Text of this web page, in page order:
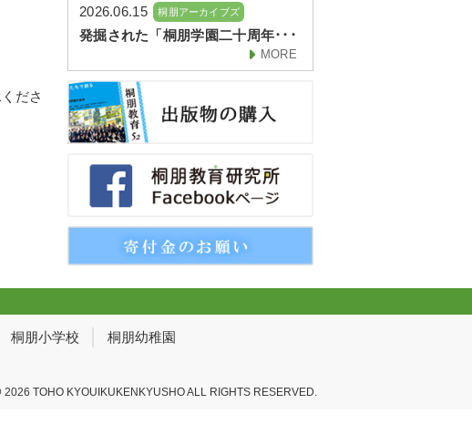
ださ
2026.06.15 桐朋アーカイブズ
発掘された「桐朋学園二十周年･･･
MORE
桐朋小学校 桐朋幼稚園
2026 TOHO KYOUIKUKENKYUSHO ALL RIGHTS RESERVED.